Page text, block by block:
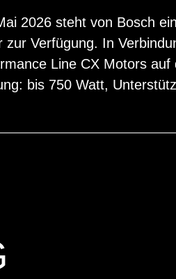
2026 steht von Bosch
zur Verfügung. In
Line CX Motors
bis 750 Watt,